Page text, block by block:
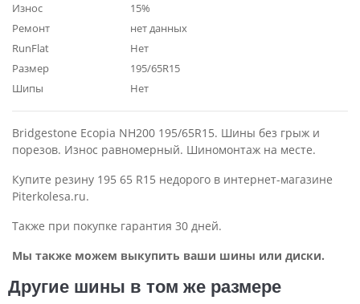
Износ
15%
Ремонт
нет данных
RunFlat
Нет
Размер
195/65R15
Шипы
Нет
Bridgestone Ecopia NH200 195/65R15. Шины без грыж и
порезов. Износ равномерный. Шиномонтаж на месте.
Купите резину 195 65 R15 недорого в интернет-магазине
Piterkolesa.ru.
Также при покупке гарантия 30 дней.
Мы также можем выкупить ваши шины или диски.
Другие шины в том же размере